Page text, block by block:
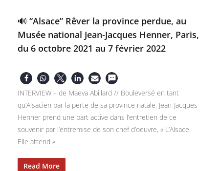
🔊 “Alsace” Rêver la province perdue, au
Musée national Jean-Jacques Henner, Paris,
du 6 octobre 2021 au 7 février 2022
INTERVIEW – de Maeva Abillard // Bouleversé en tant
qu’Alsacien par la perte de sa province natale, Jean-Jacques
Henner prend une part active dans l’entretien de ce
souvenir par l’entremise de son chef d’oeuvre, « L’Alsace.
Elle attend ».
Read More